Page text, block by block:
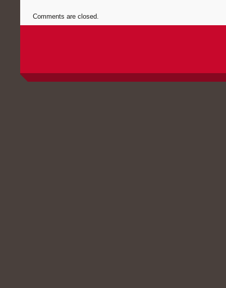
Comments are closed.